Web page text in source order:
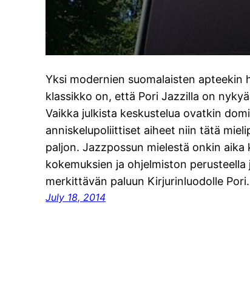
Yksi modernien suomalaisten apteekin
klassikko on, että Pori Jazzilla on
Vaikka julkista keskustelua ovatkin
anniskelupoliittiset aiheet niin tätä
paljon. Jazzpossun mielestä onkin
kokemuksien ja ohjelmiston
merkittävän paluun Kirjurinluodolle
July 18, 2014